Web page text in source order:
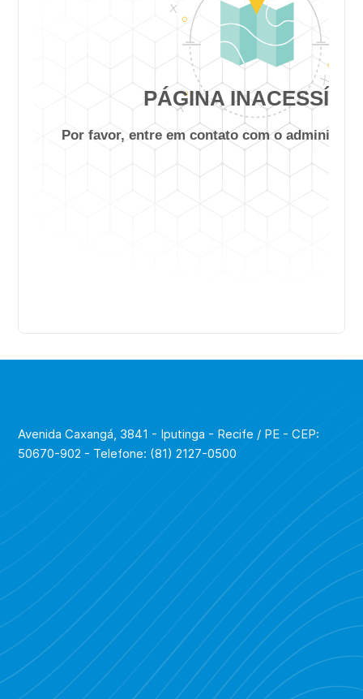
Avenida Caxangá, 3841 - Iputinga - Recife / PE - CEP:
50670-902 - Telefone: (81) 2127-0500